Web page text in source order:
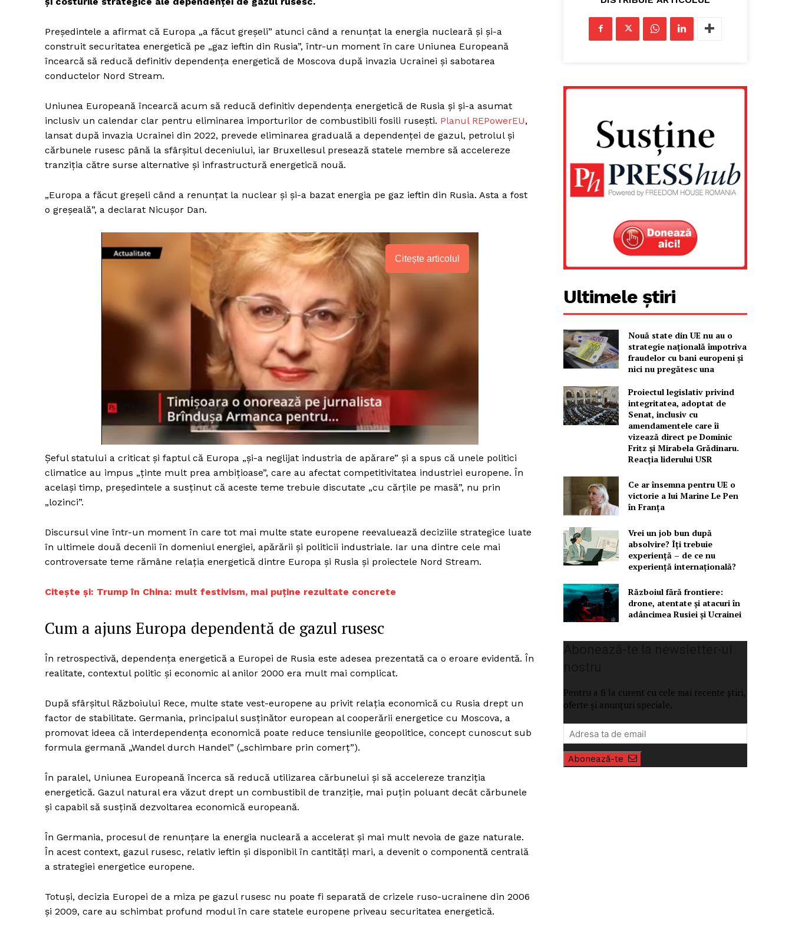
Un proiect
FREEDOM HOUSE
ROMÂNIA
PRESShub
Despre noi / Echipa
Rețea
Președintele a afirmat că Europa „a făcut greșeli” atunci când a renunțat la energia nucleară și și-a
construit securitatea energetică pe „gaz ieftin din Rusia”, într-un moment în care Uniunea Europeană
încearcă să reducă definitiv dependența energetică de Moscova după invazia Ucrainei și sabotarea
conductelor Nord Stream.
Uniunea Europeană încearcă acum să reducă definitiv dependența energetică de Rusia și și-a asumat
inclusiv un calendar clar pentru eliminarea importurilor de combustibili fosili rusești. Planul REPowerEU,
lansat după invazia Ucrainei din 2022, prevede eliminarea graduală a dependenței de gazul, petrolul și
cărbunele rusesc până la sfârșitul deceniului, iar Bruxellesul presează statele membre să accelereze
tranziția către surse alternative și infrastructură energetică nouă.
„Europa a făcut greșeli când a renunțat la nuclear și și-a bazat energia pe gaz ieftin din Rusia. Asta a fost
o greșeală”, a declarat Nicușor Dan.
Citește articolul
Șeful statului a criticat și faptul că Europa „și-a neglijat industria de apărare” și a spus că unele politici
climatice au impus „ținte mult prea ambițioase”, care au afectat competitivitatea industriei europene. În
același timp, președintele a susținut că aceste teme trebuie discutate „cu cărțile pe masă”, nu prin
„lozinci”.
Discursul vine într-un moment în care tot mai multe state europene reevaluează deciziile strategice luate
în ultimele două decenii în domeniul energiei, apărării și politicii industriale. Iar una dintre cele mai
controversate teme rămâne relația energetică dintre Europa și Rusia și proiectele Nord Stream.
Citește și: Trump în China: mult festivism, mai puține rezultate concrete
Cum a ajuns Europa dependentă de gazul rusesc
În retrospectivă, dependența energetică a Europei de Rusia este adesea prezentată ca o eroare evidentă. În
realitate, contextul politic și economic al anilor 2000 era mult mai complicat.
După sfârșitul Războiului Rece, multe state vest-europene au privit relația economică cu Rusia drept un
factor de stabilitate. Germania, principalul susținător european al cooperării energetice cu Moscova, a
promovat ideea că interdependența economică poate reduce tensiunile geopolitice, concept cunoscut sub
formula germană „Wandel durch Handel” („schimbare prin comerț”).
În paralel, Uniunea Europeană încerca să reducă utilizarea cărbunelui și să accelereze tranziția
energetică. Gazul natural era văzut drept un combustibil de tranziție, mai puțin poluant decât cărbunele
și capabil să susțină dezvoltarea economică europeană.
În Germania, procesul de renunțare la energia nucleară a accelerat și mai mult nevoia de gaze naturale.
În acest context, gazul rusesc, relativ ieftin și disponibil în cantități mari, a devenit o componentă centrală
a strategiei energetice europene.
Totuși, decizia Europei de a miza pe gazul rusesc nu poate fi separată de crizele ruso-ucrainene din 2006
și 2009, care au schimbat profund modul în care statele europene priveau securitatea energetică.
Ultimele știri
Nouă state din UE nu au o
strategie națională împotriva
fraudelor cu bani europeni și
nici nu pregătesc una
Proiectul legislativ privind
integritatea, adoptat de
Senat, inclusiv cu
amendamentele care îi
vizează direct pe Dominic
Fritz și Mirabela Grădinaru.
Reacția liderului USR
Ce ar însemna pentru UE o
victorie a lui Marine Le Pen
în Franța
Vrei un job bun după
absolvire? Îți trebuie
experiență – de ce nu
experiență internațională?
Războiul fără frontiere:
drone, atentate și atacuri în
adâncimea Rusiei și Ucrainei
Pentru a fi la curent cu cele mai recente știri,
oferte și anunțuri speciale.
Abonează-te